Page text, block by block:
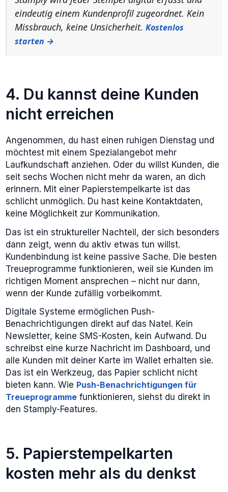
eindeutig einem Kundenprofil zugeordnet. Kein
Missbrauch, keine Unsicherheit.Kostenlos
starten →
4. Du kannst deine Kunden
nicht erreichen
Angenommen, du hast einen ruhigen Dienstag und
möchtest mit einem Spezialangebot mehr
Laufkundschaft anziehen. Oder du willst Kunden, die
seit sechs Wochen nicht mehr da waren, an dich
erinnern. Mit einer Papierstempelkarte ist das
schlicht unmöglich. Du hast keine Kontaktdaten,
keine Möglichkeit zur Kommunikation.
Das ist ein struktureller Nachteil, der sich besonders
dann zeigt, wenn du aktiv etwas tun willst.
Kundenbindung ist keine passive Sache. Die besten
Treueprogramme funktionieren, weil sie Kunden im
richtigen Moment ansprechen – nicht nur dann,
wenn der Kunde zufällig vorbeikommt.
Digitale Systeme ermöglichen Push-
Benachrichtigungen direkt auf das Natel. Kein
Newsletter, keine SMS-Kosten, kein Aufwand. Du
schreibst eine kurze Nachricht im Dashboard, und
alle Kunden mit deiner Karte im Wallet erhalten sie.
Das ist ein Werkzeug, das Papier schlicht nicht
bieten kann. Wie Push-Benachrichtigungen für
Treueprogramme funktionieren, siehst du direkt in
den Stamply-Features.
5. Papierstempelkarten
kosten mehr als du denkst